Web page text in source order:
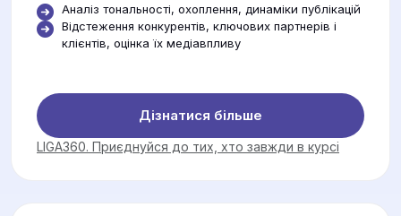
Аналіз тональності, охоплення, динаміки публікацій
Відстеження конкурентів, ключових партнерів і
клієнтів, оцінка їх медіавпливу
Дізнатися більше
LIGA360. Приєднуйся до тих, хто завжди в курсі